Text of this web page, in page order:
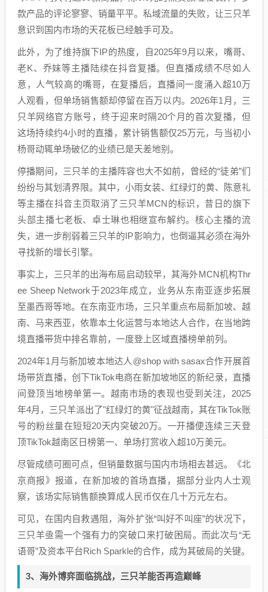
款产品的评论寥寥、销量平平。私域流量的失败，让三只羊
意识到国内市场的天花板已经触手可及。
此外，为了维持旗下IP的热度，自2025年9月以来，嘴哥、
老K、乔妹等主播陆续在抖音复播。但直播成绩不尽如人
意，人气较高的嘴哥，在复播后，直播间一度涌入超10万
人观看，但单场销售额却停留在百万以内。2026年1月，三
只羊网络官方账号，终于迎来时隔20个月的首次复播，但
这场持续约4小时的直播，累计销售额仅25万元，与当初小
杨哥动辄单场破亿的业绩已是天差地别。
停播期间，三只羊的主播阵容也大不如前，曾经的“徒弟”们
纷纷与其划清界限。其中，小雨女装、红绿灯的黄、陈意礼
等主播在抖音主页取消了三只羊MCN的标识，昔日的旗下
头部主播七老板、卓士琳也相继宣布解约。核心主播的流
失，进一步削弱着三只羊的IP影响力，也倒逼其必须在海外
寻找新的增长引擎。
事实上，三只羊的出海布局启动较早，其海外MCN机构Thr
ee Sheep Network于2023年成立，业务从东南亚逐步拓展
至墨西哥等地。在东南亚市场，三只羊重点布局新加坡、越
南、马来西亚，依靠本土化运营与本地达人合作，在当地跨
境直播带货中排名靠前，一度登上区域直播榜单前列。
2024年1月与新加坡本地达人@shop with sasax合作开展首
场带货直播，创下TikTok电商在新加坡地区的新纪录，直播
间登顶当地榜单第一。越南市场的表现也受到关注，2025
年4月，三只羊派出了"红绿灯的黄"征战越南，其在TikTok账
号的粉丝量在短短20天内突破20万。一开播便连续三天登
顶TikTok越南区日榜第一、单场打赏收入超10万美元。
尽管成绩可圈可点，但销量数据与国内市场相去甚远。《北
京商报》报道，在新加坡的首场直播，据部分业内人士观
察，该场实际销售额换算成人民币仅在几十万元左右。
可见，在国内自救遇阻，海外扩张“叫好不叫座”的状况下，
三只羊亟需一个强有力的突破口来打破困局。而此次与“无
语哥”及资本平台Rich Sparkle的合作，成为其破局的关键。
3、海外博弈面临挑战，三只羊能否再造巅峰